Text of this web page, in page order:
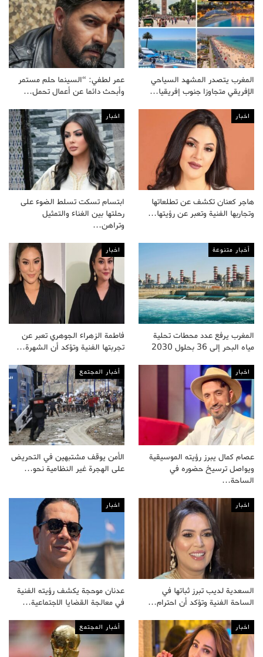
المغرب يتصدر المشهد السياحي
الإفريقي متجاوزا جنوب إفريقيا…
عمر لطفي: “السينما حلم مستمر
وأبحث دائما عن أعمال تحمل…
اخبار
هاجر كعنان تكشف عن تطلعاتها
وتجاربها الفنية وتعبر عن رؤيتها…
اخبار
ابتسام تسكت تسلط الضوء على
رحلتها بين الغناء والتمثيل
وتراهن…
أخبار متنوعة
المغرب يرفع عدد محطات تحلية
مياه البحر إلى 36 بحلول 2030
اخبار
فاطمة الزهراء الجوهري تعبر عن
تجربتها الفنية وتؤكد أن الشهرة…
اخبار
عصام كمال يبرز رؤيته الموسيقية
ويواصل ترسيخ حضوره في
الساحة…
أخبار المجتمع
الأمن يوقف مشتبهين في التحريض
على الهجرة غير النظامية نحو…
اخبار
السعدية لديب تبرز ثباتها في
الساحة الفنية وتؤكد أن احترام…
اخبار
عدنان موحجة يكشف رؤيته الفنية
في معالجة القضايا الاجتماعية…
اخبار أخبار المجتمع